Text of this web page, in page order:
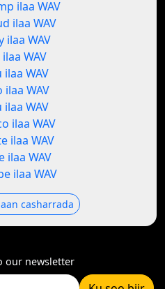
ilaa WAV
ilaa WAV
ilaa WAV
WAV
ilaa WAV
ilaa WAV
ilaa WAV
ilaa WAV
ilaa WAV
ilaa WAV
ilaa WAV
casharrada
our newsletter